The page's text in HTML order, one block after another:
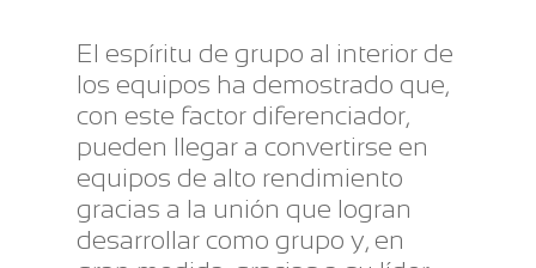
El espíritu de grupo al interior de
los equipos ha demostrado que,
con este factor diferenciador,
pueden llegar a convertirse en
equipos de alto rendimiento
gracias a la unión que logran
desarrollar como grupo y, en